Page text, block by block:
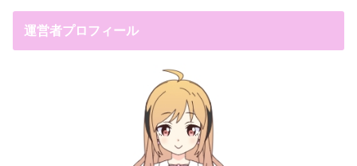
運営者プロフィール